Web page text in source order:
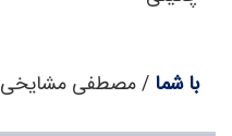
با شما / مصطفی مشایخی